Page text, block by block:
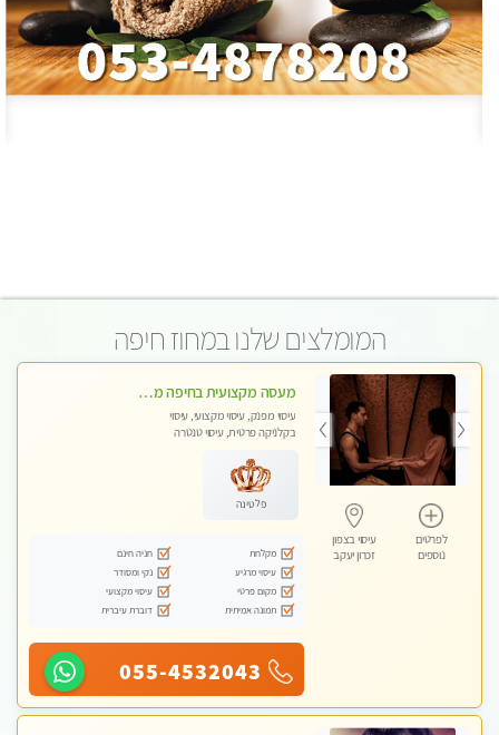
המומלצים שלנו במחוז חיפה
לפרטים
נוספים
עיסוי בצפון
זכרון יעקב
מעסה מקצועית בחיפה מעסה קלאסית ומפנקת להתקשר דרך -0505750417 WhatsApp מוזמן לחוויה בלתי נשכחת!!
עיסוי מפנק, עיסוי מקצועי, עיסוי
בקלניקה פרטית, עיסוי טנטרה
פלטינה
מקלחת
חניה חינם
עיסוי מרגיע
נקי ומסודר
מקום פרטי
עיסוי מקצועי
תמונה אמיתית
דוברת עיברית
055-4532043